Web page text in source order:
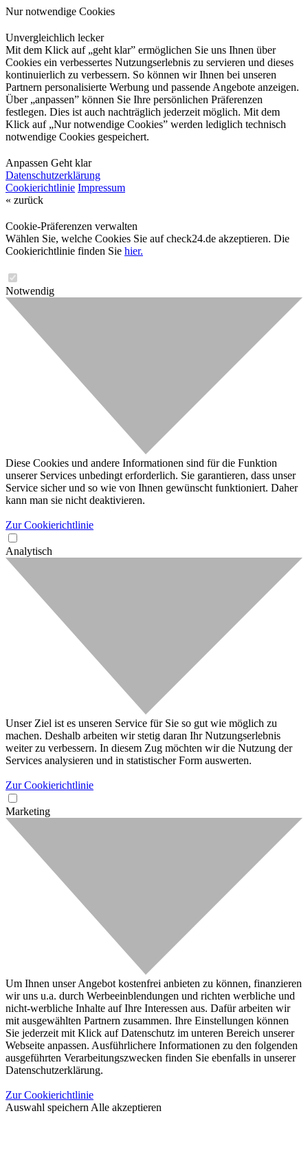
Nur notwendige Cookies
Unvergleichlich lecker
Mit dem Klick auf „geht klar” ermöglichen Sie uns Ihnen über
Cookies ein verbessertes Nutzungserlebnis zu servieren und dieses
kontinuierlich zu verbessern. So können wir Ihnen bei unseren
Partnern personalisierte Werbung und passende Angebote anzeigen.
Über „anpassen” können Sie Ihre persönlichen Präferenzen
festlegen. Dies ist auch nachträglich jederzeit möglich. Mit dem
Klick auf „Nur notwendige Cookies” werden lediglich technisch
notwendige Cookies gespeichert.
Anpassen Geht klar
Datenschutzerklärung
Cookierichtlinie Impressum
« zurück
Cookie-Präferenzen verwalten
Wählen Sie, welche Cookies Sie auf check24.de akzeptieren. Die
Cookierichtlinie finden Sie hier.
Notwendig
Diese Cookies und andere Informationen sind für die Funktion
unserer Services unbedingt erforderlich. Sie garantieren, dass unser
Service sicher und so wie von Ihnen gewünscht funktioniert. Daher
kann man sie nicht deaktivieren.
Zur Cookierichtlinie
Analytisch
Unser Ziel ist es unseren Service für Sie so gut wie möglich zu
machen. Deshalb arbeiten wir stetig daran Ihr Nutzungserlebnis
weiter zu verbessern. In diesem Zug möchten wir die Nutzung der
Services analysieren und in statistischer Form auswerten.
Zur Cookierichtlinie
Marketing
Um Ihnen unser Angebot kostenfrei anbieten zu können, finanzieren
wir uns u.a. durch Werbeeinblendungen und richten werbliche und
nicht-werbliche Inhalte auf Ihre Interessen aus. Dafür arbeiten wir
mit ausgewählten Partnern zusammen. Ihre Einstellungen können
Sie jederzeit mit Klick auf Datenschutz im unteren Bereich unserer
Webseite anpassen. Ausführlichere Informationen zu den folgenden
ausgeführten Verarbeitungszwecken finden Sie ebenfalls in unserer
Datenschutzerklärung.
Zur Cookierichtlinie
Auswahl speichern Alle akzeptieren